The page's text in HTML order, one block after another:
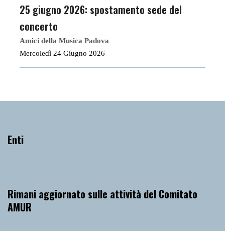
25 giugno 2026: spostamento sede del
concerto
Amici della Musica Padova
Mercoledì 24 Giugno 2026
Enti
Rimani aggiornato sulle attività del Comitato
AMUR